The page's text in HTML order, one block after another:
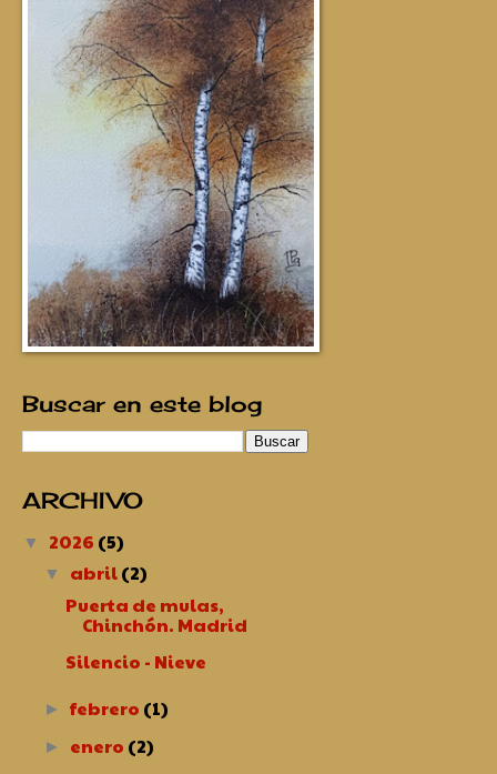
Buscar en este blog
ARCHIVO
▼ 2026 (5)
▼ abril(2)
Puerta de mulas,
Chinchón. Madrid
Silencio - Nieve
► febrero (1)
► enero (2)